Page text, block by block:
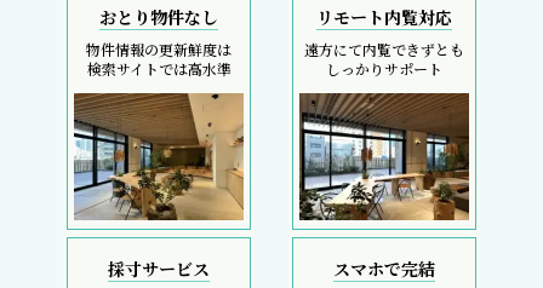
おとり物件なし
物件情報の更新鮮度は
検索サイトでは高水準
リモート内覧対応
遠方にて内覧できずとも
しっかりサポート
採寸サービス スマホで完結